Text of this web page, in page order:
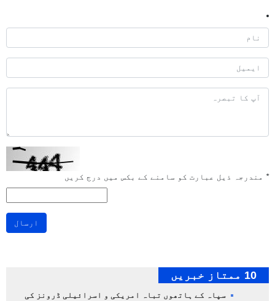
* مندرجہ ذیل عبارت کو سامنے کے بکس میں درج کریں
ارسال
10 ممتاز خبریں
سپاہ کے ہاتھوں تباہ امریکی و اسرائیلی ڈرونز کی